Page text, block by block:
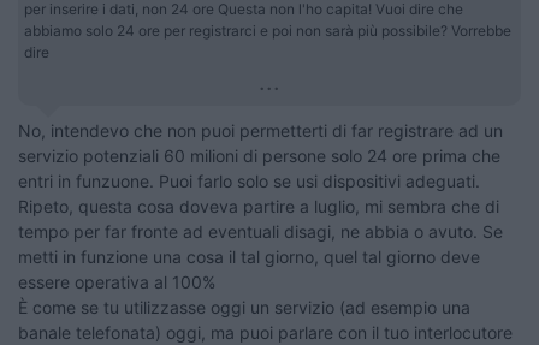
per inserire i dati, non 24 ore Questa non l'ho capita! Vuoi dire che
abbiamo solo 24 ore per registrarci e poi non sarà più possibile? Vorrebbe
dire
...
No, intendevo che non puoi permetterti di far registrare ad un
servizio potenziali 60 milioni di persone solo 24 ore prima che
entri in funzuone. Puoi farlo solo se usi dispositivi adeguati.
Ripeto, questa cosa doveva partire a luglio, mi sembra che di
tempo per far fronte ad eventuali disagi, ne abbia o avuto. Se
metti in funzione una cosa il tal giorno, quel tal giorno deve
essere operativa al 100%
È come se tu utilizzasse oggi un servizio (ad esempio una
banale telefonata) oggi, ma puoi parlare con il tuo interlocutore